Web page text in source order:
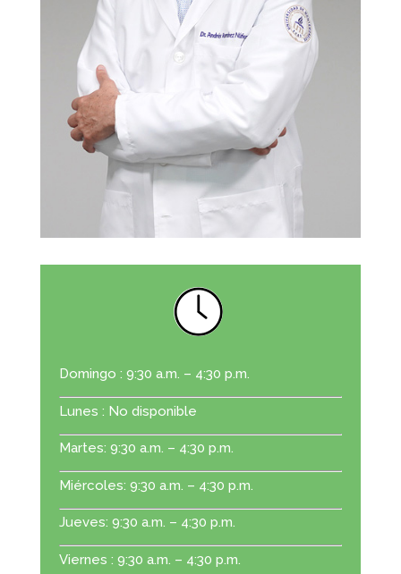
Domingo : 9:30 a.m. – 4:30 p.m.
Lunes : No disponible
Martes: 9:30 a.m. – 4:30 p.m.
Miércoles: 9:30 a.m. – 4:30 p.m.
Jueves: 9:30 a.m. – 4:30 p.m.
Viernes : 9:30 a.m. – 4:30 p.m.